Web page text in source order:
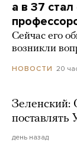
а в 37
Сейчас его
возникли
НОВОСТИ 20
поставлять
день назад